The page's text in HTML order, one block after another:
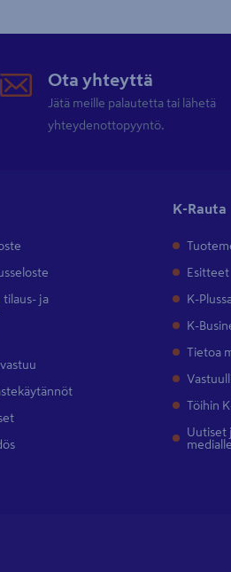
Ota yhteyttä
Jätä meille palautetta tai lähetä
yhteydenottopyyntö.
tilaus- ja
K-Rauta
Esitteet
K-
K-
Tietoa
Töihin
Uutiset
medialle